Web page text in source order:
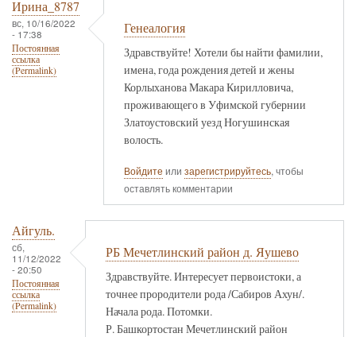
Ирина_8787
вс, 10/16/2022
- 17:38
Постоянная
ссылка
(Permalink)
Генеалогия
Здравствуйте! Хотели бы найти фамилии,
имена, года рождения детей и жены
Корлыханова Макара Кирилловича,
проживающего в Уфимской губернии
Златоустовский уезд Ногушинская
волость.
Войдите или зарегистрируйтесь, чтобы
оставлять комментарии
Айгуль.
сб,
11/12/2022
- 20:50
Постоянная
ссылка
(Permalink)
РБ Мечетлинский район д. Яушево
Здравствуйте. Интересует первоистоки, а
точнее прородители рода /Сабиров Ахун/.
Начала рода. Потомки.
Р. Башкортостан Мечетлинский район